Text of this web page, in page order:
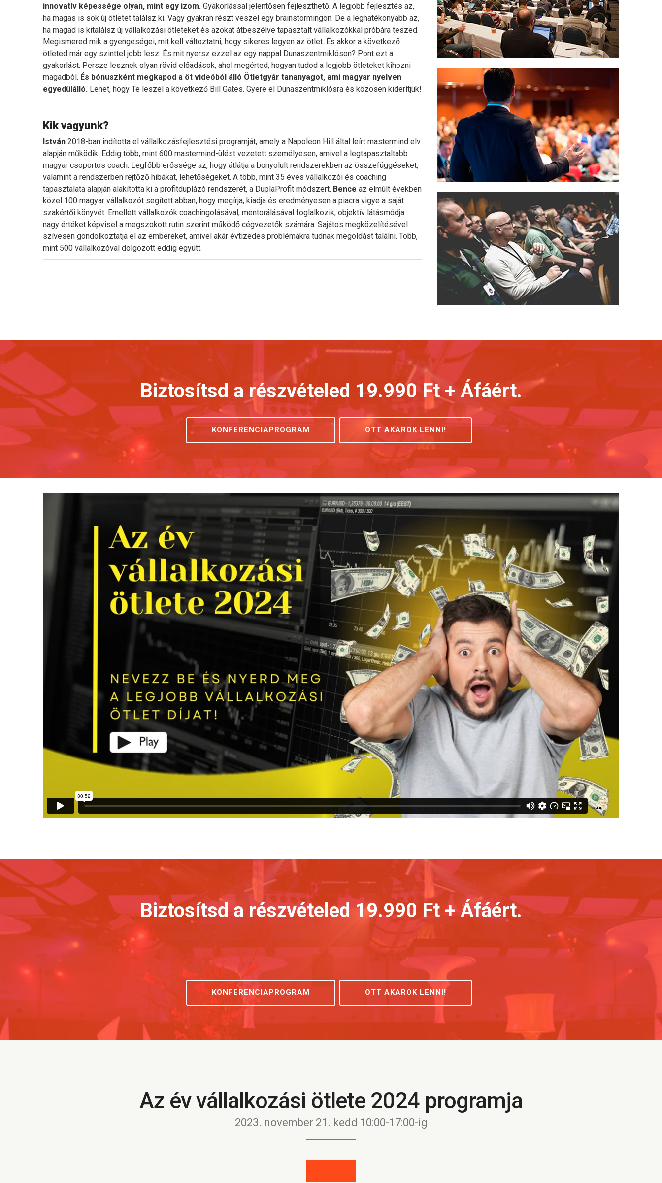
innovatív képessége olyan, mint egy izom. Gyakorlással jelentősen fejleszthető. A legjobb fejlesztés az,
ha magas is sok új ötletet találsz ki. Vagy gyakran részt veszel egy brainstormingon. De a leghatékonyabb az,
ha magad is kitalálsz új vállalkozási ötleteket és azokat átbeszélve tapasztalt vállalkozókkal próbára teszed.
Megismered mik a gyengeségei, mit kell változtatni, hogy sikeres legyen az ötlet. És akkor a következő
ötleted már egy szinttel jobb lesz. És mit nyersz ezzel az egy nappal Dunaszentmiklóson? Pont ezt a
gyakorlást. Persze lesznek olyan rövid előadások, ahol megérted, hogyan tudod a legjobb ötleteket kihozni
magadból. És bónuszként megkapod a öt videóból álló Ötletgyár tananyagot, ami magyar nyelven
egyedülálló. Lehet, hogy Te leszel a következő Bill Gates. Gyere el Dunaszentmiklósra és közösen kiderítjük!
Kik vagyunk?
István 2018-ban indította el vállalkozásfejlesztési programját, amely a Napoleon Hill által leírt mastermind elv
alapján működik. Eddig több, mint 600 mastermind-ülést vezetett személyesen, amivel a legtapasztaltabb
magyar csoportos coach. Legfőbb erőssége az, hogy átlátja a bonyolult rendszerekben az összefüggéseket,
valamint a rendszerben rejtőző hibákat, lehetőségeket. A több, mint 35 éves vállalkozói és coaching
tapasztalata alapján alakította ki a profitduplázó rendszerét, a DuplaProfit módszert. Bence az elmúlt években
közel 100 magyar vállalkozót segített abban, hogy megírja, kiadja és eredményesen a piacra vigye a saját
szakértői könyvét. Emellett vállalkozók coachingolásával, mentorálásával foglalkozik; objektív látásmódja
nagy értéket képvisel a megszokott rutin szerint működő cégvezetők számára. Sajátos megközelítésével
szívesen gondolkoztatja el az embereket, amivel akár évtizedes problémákra tudnak megoldást találni. Több,
mint 500 vállalkozóval dolgozott eddig együtt.
Biztosítsd a részvételed 19.990 Ft + Áfáért.
KONFERENCIAPROGRAM OTT AKAROK LENNI!
Biztosítsd a részvételed 19.990 Ft + Áfáért.
KONFERENCIAPROGRAM OTT AKAROK LENNI!
Az év vállalkozási ötlete 2024 programja
2023. november 21. kedd 10:00-17:00-ig